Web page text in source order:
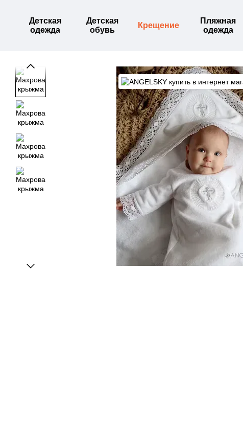
Детская
одежда
Детская
обувь
Крещение
Пляжная
одежда